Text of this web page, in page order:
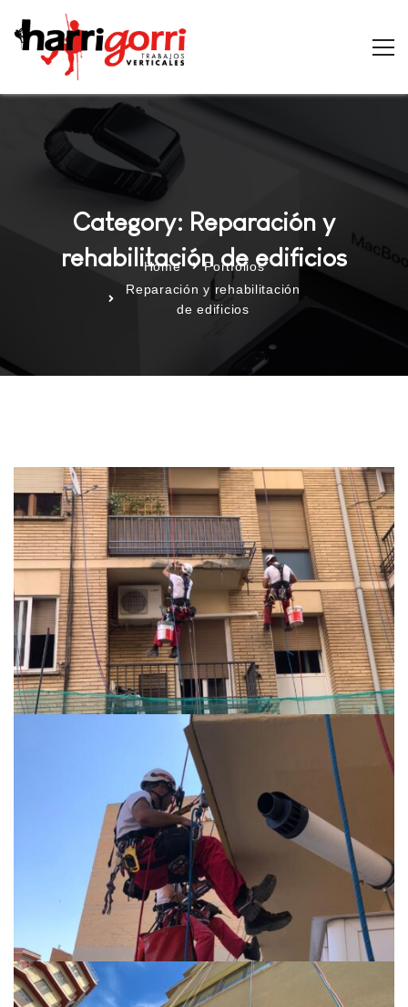
Category: Reparación y
rehabilitación de edificios
Home
Portfolios
Reparación y rehabilitación
de edificios